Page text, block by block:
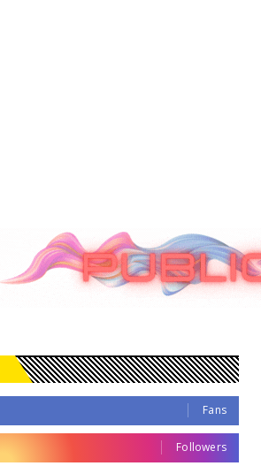
Fans
Followers